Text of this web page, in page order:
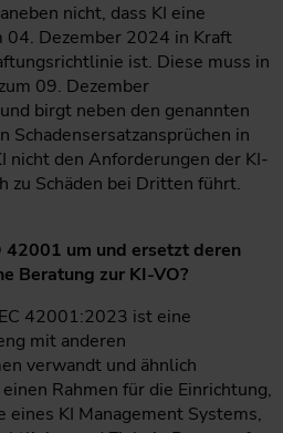
nicht, dass KI eine
04. Dezember 2024 in Kraft
ist. Diese muss in
09. Dezember
birgt neben den genannten
Schadensersatzansprüchen in
nicht den Anforderungen der KI-
zu Schäden bei Dritten führt.
um und ersetzt deren
Beratung zur KI-VO?
42001:2023 ist eine
mit anderen
verwandt und ähnlich
Rahmen für die Einrichtung,
eines KI Management Systems,